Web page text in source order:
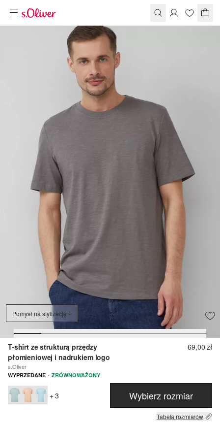
Pomysł na stylizację
T-shirt ze strukturą przędzy
płomieniowej i nadrukiem logo
s.Oliver
69,00 zł
WYPRZEDANE · ZRÓWNOWAŻONY
+ 3 Wybierz rozmiar
Tabela rozmiarów